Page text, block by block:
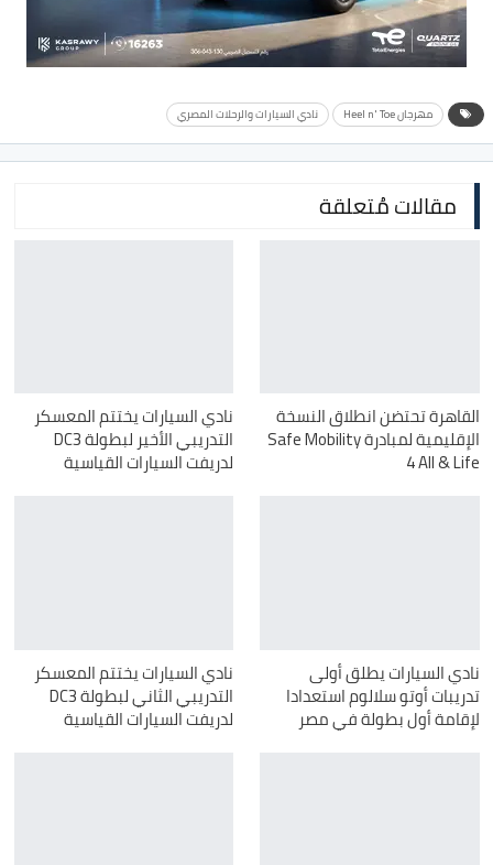
مهرجان Heel n' Toe نادي السيارات والرحلات المصري
مقالات مُتعلقة
القاهرة تحتضن انطلاق النسخة
الإقليمية لمبادرة Safe Mobility
4 All & Life
نادي السيارات يختتم المعسكر
لدريفت ‏السيارات القياسية
نادي السيارات يطلق أولى
تدريبات أوتو سلالوم استعدادا
لإقامة أول بطولة في مصر
نادي السيارات يختتم المعسكر
التدريبي الثاني لبطولة ‏DC3‎
‏لدريفت السيارات القياسية